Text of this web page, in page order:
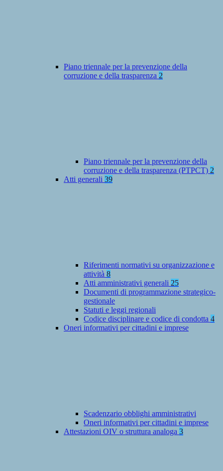
Piano triennale per la prevenzione della
corruzione e della trasparenza 2
Piano triennale per la prevenzione della
corruzione e della trasparenza (PTPCT) 2
Atti generali 39
Riferimenti normativi su organizzazione e
attività 8
Atti amministrativi generali 25
Documenti di programmazione strategico-
gestionale
Statuti e leggi regionali
Codice disciplinare e codice di condotta 4
Oneri informativi per cittadini e imprese
Scadenzario obblighi amministrativi
Oneri informativi per cittadini e imprese
Attestazioni OIV o struttura analoga 3